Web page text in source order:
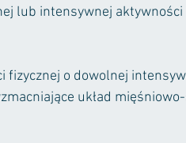
lub intensywnej aktywności
o dowolnej
układ